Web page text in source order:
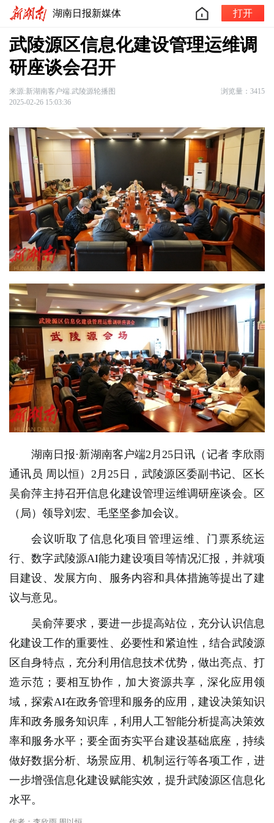
湖南日报新媒体 打开
武陵源区信息化建设管理运维调
研座谈会召开
来源:新湖南客户端.武陵源轮播图
浏览量：3415
2025-02-26 15:03:36
湖南日报·新湖南客户端2月25日讯（记者 李欣雨
通讯员 周以恒）2月25日，武陵源区委副书记、区长
吴俞萍主持召开信息化建设管理运维调研座谈会。区
（局）领导刘宏、毛坚坚参加会议。
会议听取了信息化项目管理运维、门票系统运
行、数字武陵源AI能力建设项目等情况汇报，并就项
目建设、发展方向、服务内容和具体措施等提出了建
议与意见。
吴俞萍要求，要进一步提高站位，充分认识信息
化建设工作的重要性、必要性和紧迫性，结合武陵源
区自身特点，充分利用信息技术优势，做出亮点、打
造示范；要相互协作，加大资源共享，深化应用领
域，探索AI在政务管理和服务的应用，建设决策知识
库和政务服务知识库，利用人工智能分析提高决策效
率和服务水平；要全面夯实平台建设基础底座，持续
做好数据分析、场景应用、机制运行等各项工作，进
一步增强信息化建设赋能实效，提升武陵源区信息化
水平。